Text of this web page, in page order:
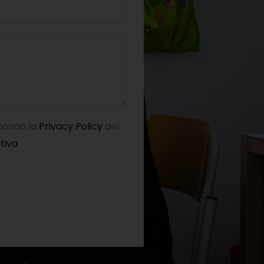
la Privacy Policy del